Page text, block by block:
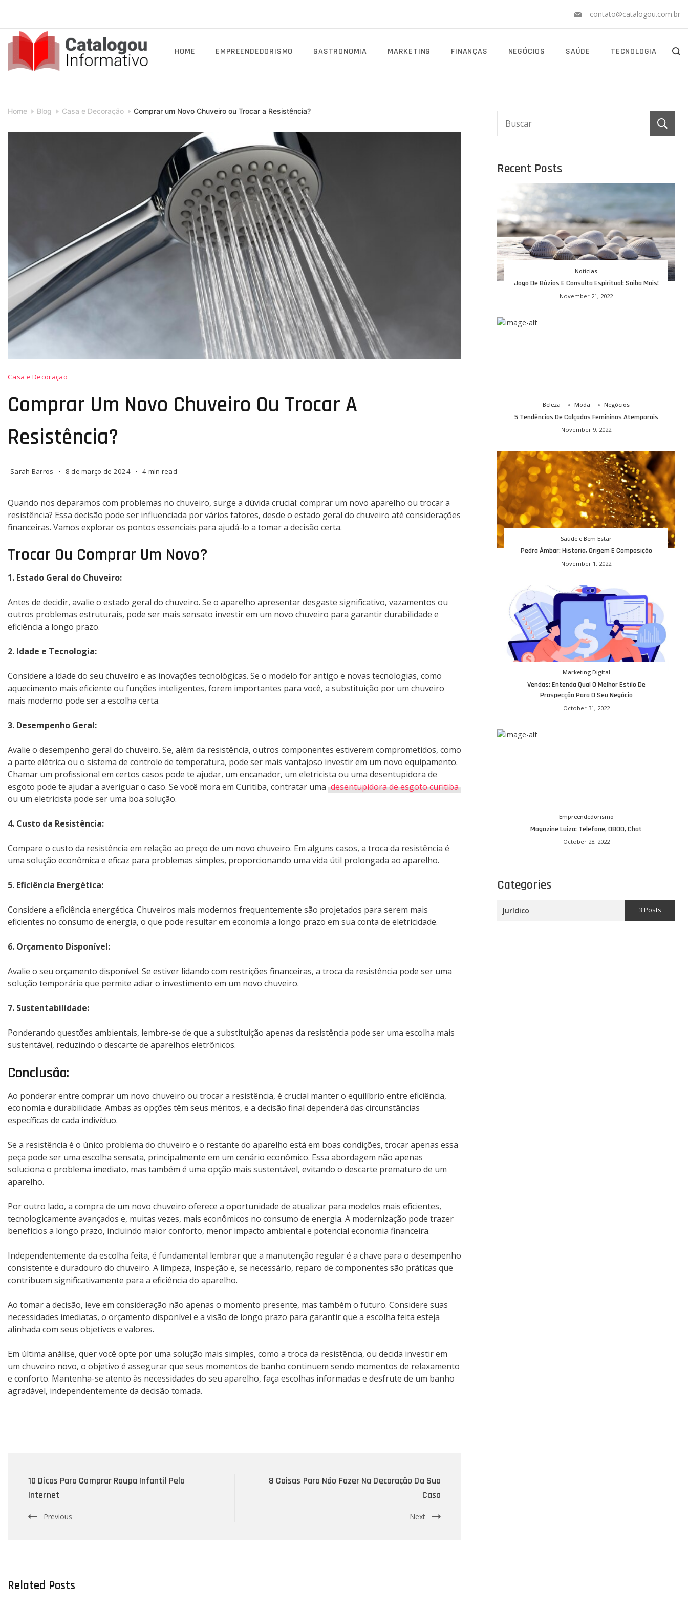
content
contato@catalogou.com.br
HOME EMPREENDEDORISMO GASTRONOMIA MARKETING FINANÇAS NEGÓCIOS SAÚDE TECNOLOGIA
Home Blog Casa e Decoração Comprar um Novo Chuveiro ou Trocar a Resistência?
Casa e Decoração
Comprar Um Novo Chuveiro Ou Trocar A
Resistência?
Sarah Barros 8 de março de 2024 4 min read
Quando nos deparamos com problemas no chuveiro, surge a dúvida crucial: comprar um novo aparelho ou trocar a
resistência? Essa decisão pode ser influenciada por vários fatores, desde o estado geral do chuveiro até considerações
financeiras. Vamos explorar os pontos essenciais para ajudá-lo a tomar a decisão certa.
Trocar Ou Comprar Um Novo?
1. Estado Geral do Chuveiro:
Antes de decidir, avalie o estado geral do chuveiro. Se o aparelho apresentar desgaste significativo, vazamentos ou
outros problemas estruturais, pode ser mais sensato investir em um novo chuveiro para garantir durabilidade e
eficiência a longo prazo.
2. Idade e Tecnologia:
Considere a idade do seu chuveiro e as inovações tecnológicas. Se o modelo for antigo e novas tecnologias, como
aquecimento mais eficiente ou funções inteligentes, forem importantes para você, a substituição por um chuveiro
mais moderno pode ser a escolha certa.
3. Desempenho Geral:
Avalie o desempenho geral do chuveiro. Se, além da resistência, outros componentes estiverem comprometidos, como
a parte elétrica ou o sistema de controle de temperatura, pode ser mais vantajoso investir em um novo equipamento.
Chamar um profissional em certos casos pode te ajudar, um encanador, um eletricista ou uma desentupidora de
esgoto pode te ajudar a averiguar o caso. Se você mora em Curitiba, contratar uma desentupidora de esgoto curitiba
ou um eletricista pode ser uma boa solução.
4. Custo da Resistência:
Compare o custo da resistência em relação ao preço de um novo chuveiro. Em alguns casos, a troca da resistência é
uma solução econômica e eficaz para problemas simples, proporcionando uma vida útil prolongada ao aparelho.
5. Eficiência Energética:
Considere a eficiência energética. Chuveiros mais modernos frequentemente são projetados para serem mais
eficientes no consumo de energia, o que pode resultar em economia a longo prazo em sua conta de eletricidade.
6. Orçamento Disponível:
Avalie o seu orçamento disponível. Se estiver lidando com restrições financeiras, a troca da resistência pode ser uma
solução temporária que permite adiar o investimento em um novo chuveiro.
7. Sustentabilidade:
Ponderando questões ambientais, lembre-se de que a substituição apenas da resistência pode ser uma escolha mais
sustentável, reduzindo o descarte de aparelhos eletrônicos.
Conclusão:
Ao ponderar entre comprar um novo chuveiro ou trocar a resistência, é crucial manter o equilíbrio entre eficiência,
economia e durabilidade. Ambas as opções têm seus méritos, e a decisão final dependerá das circunstâncias
específicas de cada indivíduo.
Se a resistência é o único problema do chuveiro e o restante do aparelho está em boas condições, trocar apenas essa
peça pode ser uma escolha sensata, principalmente em um cenário econômico. Essa abordagem não apenas
soluciona o problema imediato, mas também é uma opção mais sustentável, evitando o descarte prematuro de um
aparelho.
Por outro lado, a compra de um novo chuveiro oferece a oportunidade de atualizar para modelos mais eficientes,
tecnologicamente avançados e, muitas vezes, mais econômicos no consumo de energia. A modernização pode trazer
benefícios a longo prazo, incluindo maior conforto, menor impacto ambiental e potencial economia financeira.
Independentemente da escolha feita, é fundamental lembrar que a manutenção regular é a chave para o desempenho
consistente e duradouro do chuveiro. A limpeza, inspeção e, se necessário, reparo de componentes são práticas que
contribuem significativamente para a eficiência do aparelho.
Ao tomar a decisão, leve em consideração não apenas o momento presente, mas também o futuro. Considere suas
necessidades imediatas, o orçamento disponível e a visão de longo prazo para garantir que a escolha feita esteja
alinhada com seus objetivos e valores.
Em última análise, quer você opte por uma solução mais simples, como a troca da resistência, ou decida investir em
um chuveiro novo, o objetivo é assegurar que seus momentos de banho continuem sendo momentos de relaxamento
e conforto. Mantenha-se atento às necessidades do seu aparelho, faça escolhas informadas e desfrute de um banho
agradável, independentemente da decisão tomada.
Navigation
10 Dicas Para Comprar Roupa Infantil Pela
Internet
Previous
8 Coisas Para Não Fazer Na Decoração Da Sua
Casa
Next
Related Posts
Recent Posts
Notícias
Jogo De Búzios E Consulta Espiritual: Saiba Mais!
November 21, 2022
Beleza Moda Negócios
5 Tendências De Calçados Femininos Atemporais
November 9, 2022
Saúde e Bem Estar
Pedra Âmbar: História, Origem E Composição
November 1, 2022
Marketing Digital
Vendas: Entenda Qual O Melhor Estilo De
Prospecção Para O Seu Negócio
October 31, 2022
Empreendedorismo
Magazine Luiza: Telefone, 0800, Chat
October 28, 2022
Categories
Jurídico 3 Posts